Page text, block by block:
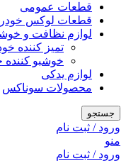
قطعات عمومی
قطعات لوکس
لوازم نظافت و
تمیز کننده
خوشبو کننده
لوازم یدکی
محصولات سوناکس
جستجو
ورود / ثبت نام
منو
ورود / ثبت نام